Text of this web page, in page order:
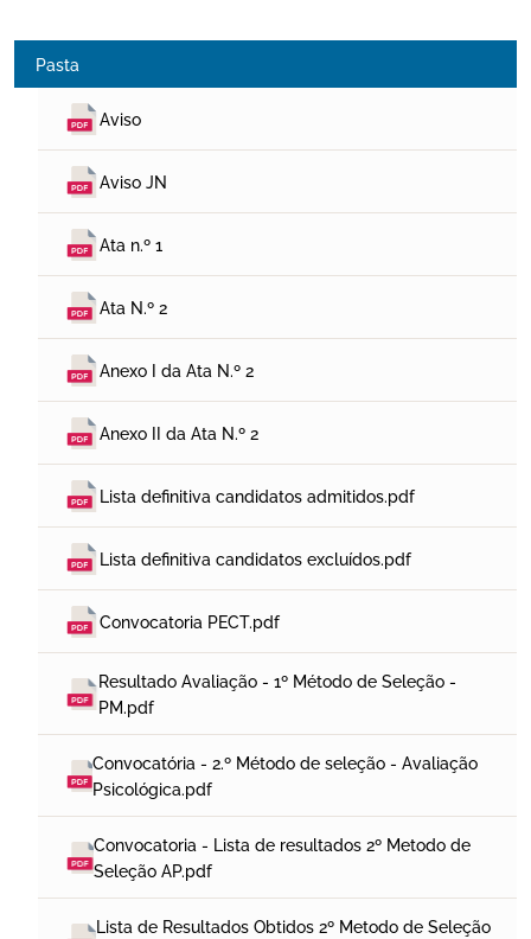
Pasta
Aviso
Aviso JN
Ata n.º 1
Ata N.º 2
Anexo I da Ata N.º 2
Anexo II da Ata N.º 2
Lista definitiva candidatos admitidos.pdf
Lista definitiva candidatos excluídos.pdf
Convocatoria PECT.pdf
Resultado Avaliação - 1º Método de Seleção -
PM.pdf
Convocatória - 2.º Método de seleção - Avaliação
Psicológica.pdf
Convocatoria - Lista de resultados 2º Metodo de
Seleção AP.pdf
Lista de Resultados Obtidos 2º Metodo de Seleção